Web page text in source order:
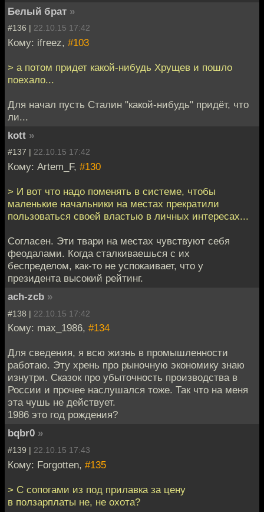
Белый брат »
#136 | 22.10.15 17:42
Кому: ifreez, #103
> а потом придет какой-нибудь Хрущев и пошло
поехало...
Для начал пусть Сталин "какой-нибудь" придёт, что
ли...
kott »
#137 | 22.10.15 17:42
Кому: Artem_F, #130
> И вот что надо поменять в системе, чтобы
маленькие начальники на местах прекратили
пользоваться своей властью в личных интересах...
Согласен. Эти твари на местах чувствуют себя
феодалами. Когда сталкиваешься с их
беспределом, как-то не успокаивает, что у
президента высокий рейтинг.
ach-zcb »
#138 | 22.10.15 17:42
Кому: max_1986, #134
Для сведения, я всю жизнь в промышленности
работаю. Эту хрень про рыночную экономику знаю
изнутри. Сказок про убыточность производства в
России и прочее наслушался тоже. Так что на меня
эта чушь не действует.
1986 это год рождения?
bqbr0 »
#139 | 22.10.15 17:43
Кому: Forgotten, #135
> С сопогами из под прилавка за цену
в ползарплаты не, не охота?